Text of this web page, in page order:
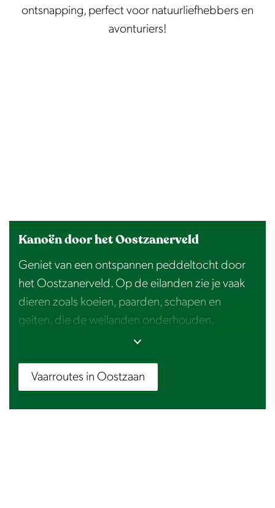
ontsnapping, perfect voor natuurliefhebbers en
avonturiers!
Kanoën door het Oostzanerveld
Geniet van een ontspannen peddeltocht door
het Oostzanerveld. Op de eilanden zie je vaak
dieren zoals koeien, paarden, schapen en
geiten, die de weilanden onderhouden.
Daarnaast vliegen er talloze vogels rond,
buizerds en bruine kiekendieven. Er valt zoveel
te zien!
Vaarroutes in Oostzaan